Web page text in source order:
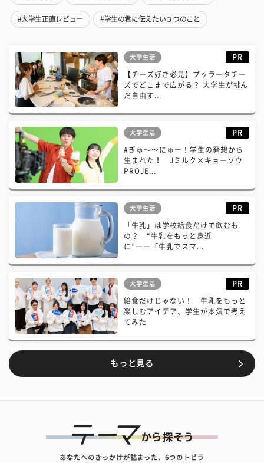
#大学生正直レビュー #学生の君に伝えたい３つのこと
大学生活 PR
【チーズ好き必見】ブッラータチー
ズでどこまで広がる？ 大学生が挑ん
だ自由す...
大学生活 PR
#ぎゅ〜〜にゅー！学生の発想から
生まれた！ Jミルク×キョーソウ
PROJE...
大学生活 PR
「牛乳」は学校給食だけで飲むも
の？ “牛乳をもっと身近
に”――「牛乳でスマ...
大学生活 PR
給食だけじゃない！ 牛乳をもっと
楽しむアイデア、学生が本気で考え
てみた
もっと見る
あなたへのきっかけが詰まった、6つのトビラ